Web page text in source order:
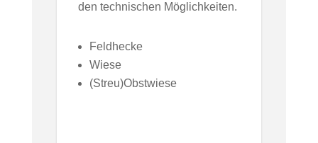
den technischen Möglichkeiten.
Feldhecke
Wiese
(Streu)Obstwiese